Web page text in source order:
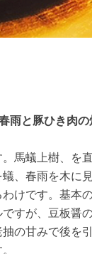
雨と豚ひき肉
馬蟻上樹、を
、春雨を木に
けです。基本
すが、豆板醤
の甘みで後を
。